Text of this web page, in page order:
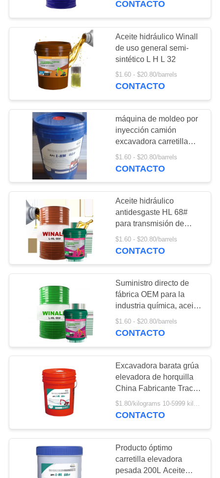
Aceite para
engranajes
37
Agua de
refrigeración
1
Grasa para
propósitos
especiales
Accesorios
CONTACTO
Aceite hidráulico Winall
de uso general semi-
sintético L H L 32
$1.60 - $20.80/barrels
CONTACTO
máquina de moldeo por
inyección camión
excavadora carretilla
elevadora maquinaria
especial aceite
$1.60 - $20.80/barrels
CONTACTO
Aceite hidráulico
antidesgaste HL 68#
para transmisión de
herramientas de
máquina excavadora de
$1.60 - $20.80/barrels
CONTACTO
Suministro directo de
fábrica OEM para la
industria química, aceite
lubricante, aceite de
transmisión hidráulica
$1.60 - $20.80/barrels
CONTACTO
Excavadora barata grúa
elevadora de horquilla
China Fabricante Tractor
Anti desgaste Aceite
hidráulico de alta
$1.80/kilograms 10-5999 kilograms MOQ:10 kilogramos
CONTACTO
Producto óptimo
carretilla elevadora
pesada 200L Aceite